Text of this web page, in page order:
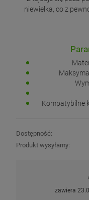
niewielka, co z
Kompatybilne
Dostępność:
Produkt wysyłamy:
zawiera